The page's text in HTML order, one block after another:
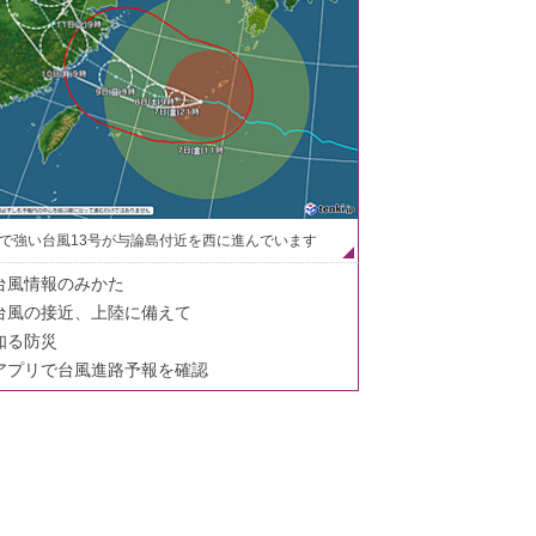
強い台風13号が与論島付近を西に進んでいます
風情報のみかた
風の接近、上陸に備えて
る防災
プリで台風進路予報を確認